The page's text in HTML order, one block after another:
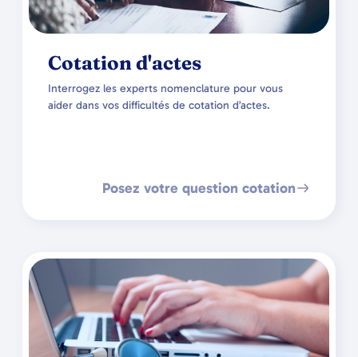
Cotation d'actes
Interrogez les experts nomenclature pour vous
aider dans vos difficultés de cotation d’actes.
Posez votre question cotation